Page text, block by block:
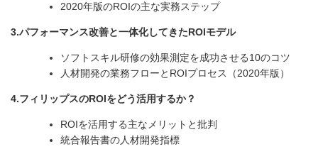
2020年版のROIの主な実務ステップ
3.パフォーマンス改善と一体化してきたROIモデル
ソフトスキル研修の効果測定を成功させる10のコツ
人材開発の業務フローとROIプロセス（2020年版）
4.フィリップスのROIをどう活用するか？
ROIを活用する主なメリットと批判
統合報告書の人材開発指標